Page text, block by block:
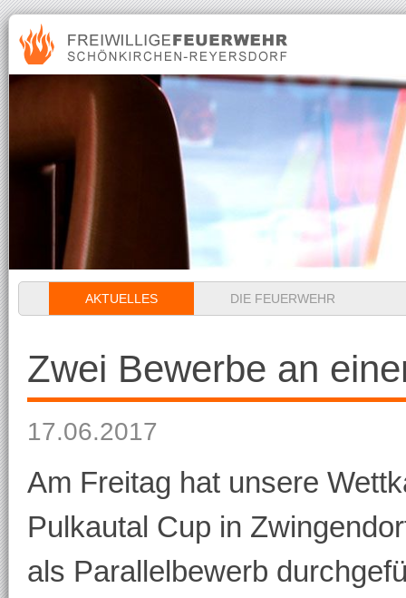
Navigation
AKTUELLES DIE FEUERWEHR
Zwei Bewerbe an
17.06.2017
Am Freitag hat unsere
Pulkautal Cup in
als Parallelbewerb